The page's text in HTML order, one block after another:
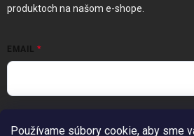
Používame súbory cookie, aby sme
produktoch na našom e-shope.
EMAIL
údajov